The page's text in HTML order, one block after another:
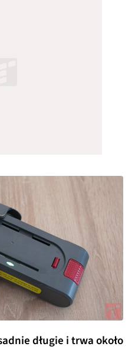
długie i trwa około